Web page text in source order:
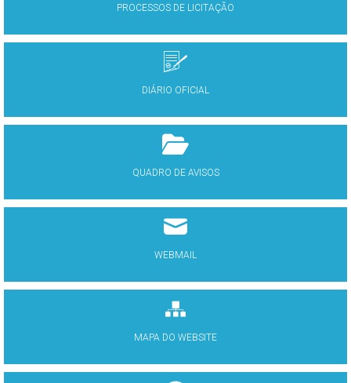
PROCESSOS DE LICITAÇÃO
DIÁRIO OFICIAL
QUADRO DE AVISOS
WEBMAIL
MAPA DO WEBSITE